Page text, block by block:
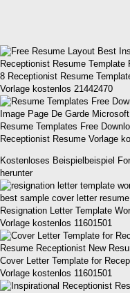
8 Receptionist Resume
Vorlage kostenlos 21442470
Resume Templates Free
Receptionist Resume Vorlage
Kostenloses Beispielbeispiel
herunter
Resignation Letter Template
Vorlage kostenlos 11601501
Cover Letter Template for
Vorlage kostenlos 11601501